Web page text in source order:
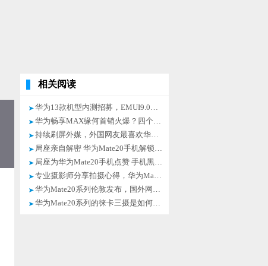
相关阅读
华为13款机型内测招募，EMUI9.0又来搞事情
华为畅享MAX缘何首销火爆？四个创新是关键
持续刷屏外媒，外国网友最喜欢华为Mate20系列哪些黑科技？
局座亲自解密 华为Mate20手机解锁黑科技不要太给力
局座为华为Mate20手机点赞 手机黑科技解锁更酷更便捷
专业摄影师分享拍摄心得，华为Mate20矩阵多焦影像系统魅力无穷
华为Mate20系列伦敦发布，国外网友纷纷求中国代购
华为Mate20系列的徕卡三摄是如何征服专业摄影师的？